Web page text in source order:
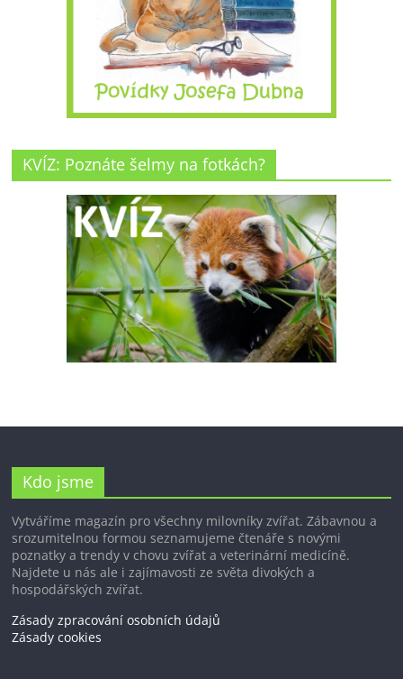
KVÍZ: Poznáte šelmy na fotkách?
Kdo jsme
Vytváříme magazín pro všechny milovníky zvířat. Zábavnou a
srozumitelnou formou seznamujeme čtenáře s novými
poznatky a trendy v chovu zvířat a veterinární medicíně.
Najdete u nás ale i zajímavosti ze světa divokých a
hospodářských zvířat.
Zásady zpracování osobních údajů
Zásady cookies